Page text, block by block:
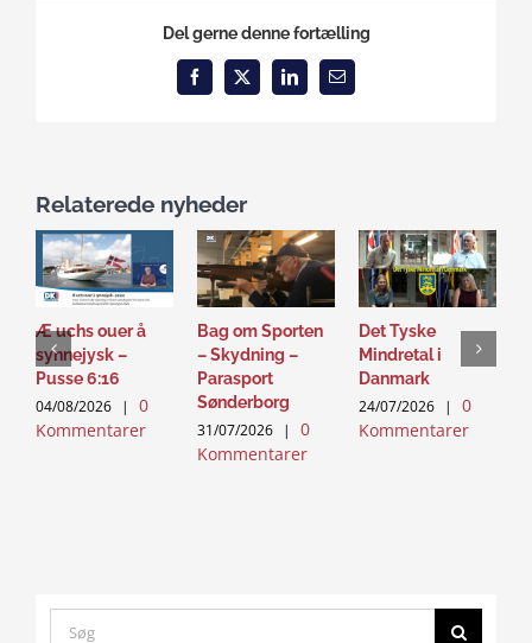
Del gerne denne fortælling
Facebook
X LinkedInEmail
Relaterede nyheder
Æ uchs ouer å
synnejysk –
Pusse 6:16
04/08/2026 |
0
Kommentarer
Bag om Sporten
– Skydning –
Parasport
Sønderborg
31/07/2026 |
0
Kommentarer
Det Tyske
Mindretal i
Danmark
24/07/2026 |
0
Kommentarer
Search